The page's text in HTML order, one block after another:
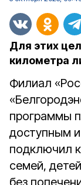
Для этих
километра
Филиал
программы
доступным
подключил
семей,
без